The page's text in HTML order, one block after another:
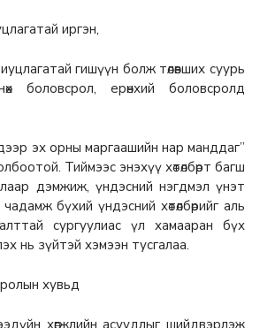
иргэн,
гишүүн болж төлөвших суурь
боловсрол, ерөнхий боловсролд
эх орны маргаашийн нар манддаг”
Тиймээс энэхүү хөтөлбөрт багш
дэмжиж, үндэсний нэгдмэл үнэт
бүхий үндэсний хөтөлбөрийг аль
сургуулиас үл хамааран бүх
нь зүйтэй хэмээн тусгалаа.
хувьд